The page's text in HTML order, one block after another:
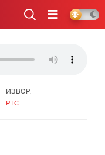
ИЗВОР:
РТС